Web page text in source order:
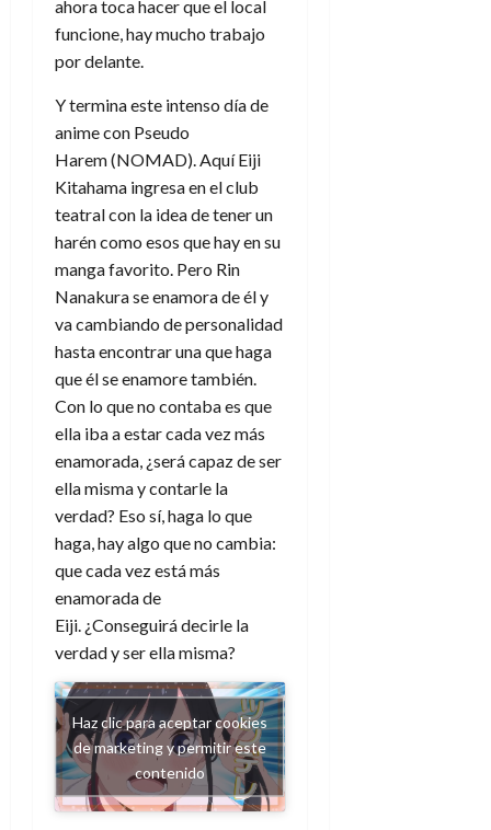
ahora toca hacer que el local
funcione, hay mucho trabajo
por delante.
Y termina este intenso día de
anime con Pseudo
Harem(NOMAD). Aquí Eiji
Kitahama ingresa en el club
teatral con la idea de tener un
harén como esos que hay en su
manga favorito. Pero Rin
Nanakura se enamora de él y
va cambiando de personalidad
hasta encontrar una que haga
que él se enamore también.
Con lo que no contaba es que
ella iba a estar cada vez más
enamorada, ¿será capaz de ser
ella misma y contarle la
verdad? Eso sí, haga lo que
haga, hay algo que no cambia:
que cada vez está más
enamorada de
Eiji. ¿Conseguirá decirle la
verdad y ser ella misma?
Haz clic para aceptar cookies
de marketing y permitir este
contenido